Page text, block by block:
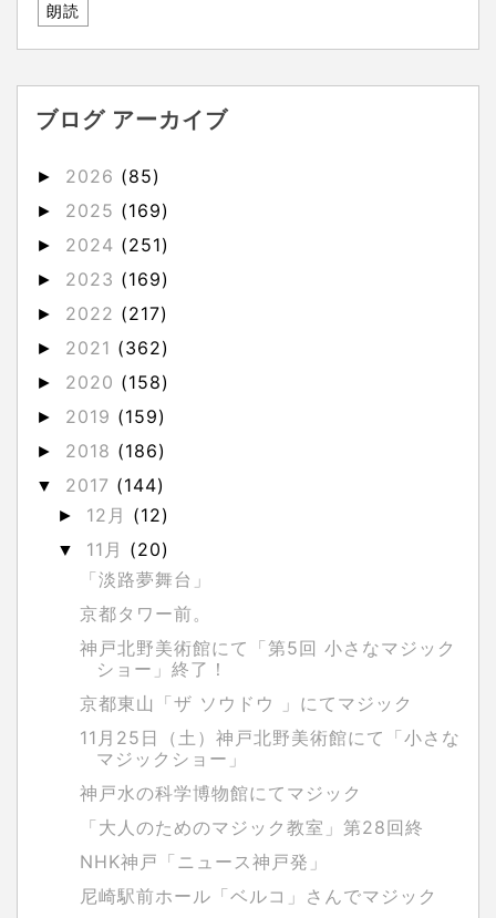
朗読
ブログ アーカイブ
► 2026 (85)
► 2025 (169)
► 2024 (251)
► 2023 (169)
► 2022 (217)
► 2021 (362)
► 2020 (158)
► 2019 (159)
► 2018 (186)
▼ 2017 (144)
► 12月 (12)
▼ 11月 (20)
「淡路夢舞台」
京都タワー前。
神戸北野美術館にて「第5回 小さなマジック
ショー」終了！
京都東山「ザ ソウドウ 」にてマジック
11月25日（土）神戸北野美術館にて「小さな
マジックショー」
神戸水の科学博物館にてマジック
「大人のためのマジック教室」第28回終
NHK神戸「ニュース神戸発」
尼崎駅前ホール「ベルコ」さんでマジック